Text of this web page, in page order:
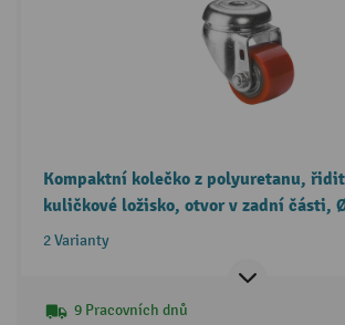
Kompaktní kolečko z polyuretanu,
kuličkové ložisko, otvor v zadní části,
35 × 25 mm, nosnost 100 kg
2 Varianty
9 Pracovních dnů